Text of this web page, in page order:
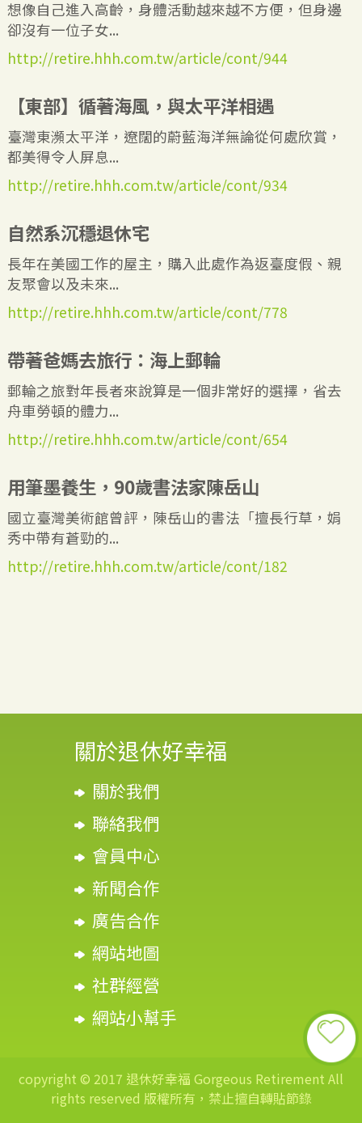
想像自己進入高齡，身體活動越來越不方便，但身邊
卻沒有一位子女...
http://retire.hhh.com.tw/article/cont/944
【東部】循著海風，與太平洋相遇
臺灣東瀕太平洋，遼闊的蔚藍海洋無論從何處欣賞，
都美得令人屏息...
http://retire.hhh.com.tw/article/cont/934
自然系沉穩退休宅
長年在美國工作的屋主，購入此處作為返臺度假、親
友聚會以及未來...
http://retire.hhh.com.tw/article/cont/778
帶著爸媽去旅行：海上郵輪
郵輪之旅對年長者來說算是一個非常好的選擇，省去
舟車勞頓的體力...
http://retire.hhh.com.tw/article/cont/654
用筆墨養生，90歲書法家陳岳山
國立臺灣美術館曾評，陳岳山的書法「擅長行草，娟
秀中帶有蒼勁的...
http://retire.hhh.com.tw/article/cont/182
關於退休好幸福
關於我們
聯絡我們
會員中心
新聞合作
廣告合作
網站地圖
社群經營
網站小幫手
copyright © 2017 退休好幸福 Gorgeous Retirement All
rights reserved 版權所有，禁止擅自轉貼節錄